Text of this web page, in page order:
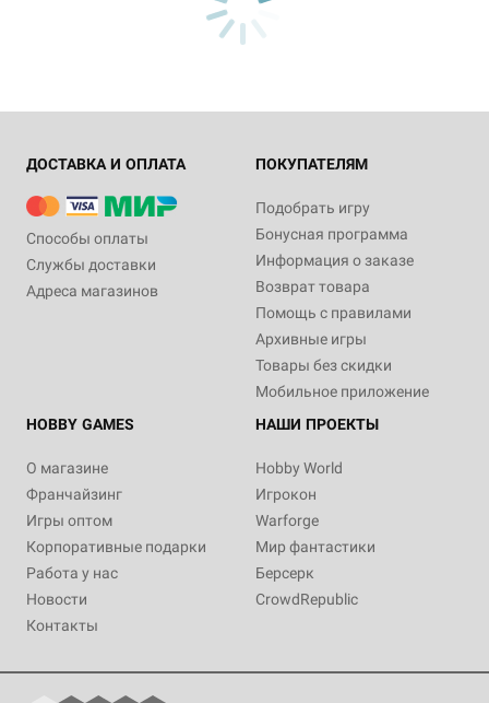
ДОСТАВКА И ОПЛАТА
Способы оплаты
Службы доставки
Адреса магазинов
ПОКУПАТЕЛЯМ
Подобрать игру
Бонусная программа
Информация о заказе
Возврат товара
Помощь с правилами
Архивные игры
Товары без скидки
Мобильное приложение
HOBBY GAMES
О магазине
Франчайзинг
Игры оптом
Корпоративные подарки
Работа у нас
Новости
Контакты
НАШИ ПРОЕКТЫ
Hobby World
Игрокон
Warforge
Мир фантастики
Берсерк
CrowdRepublic